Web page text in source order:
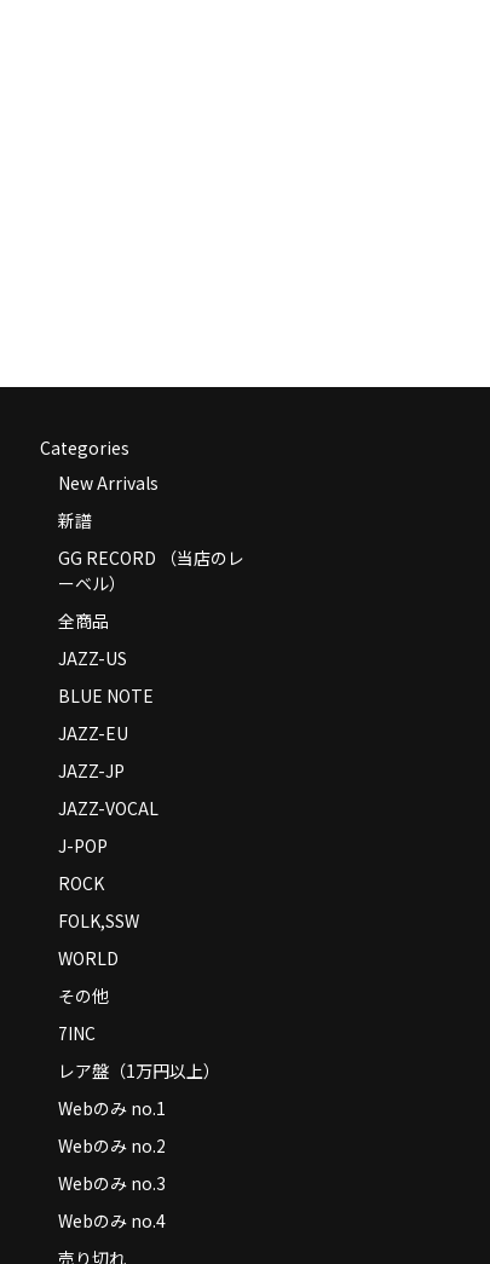
Categories
New Arrivals
新譜
GG RECORD （当店のレ
ーベル）
全商品
JAZZ-US
BLUE NOTE
JAZZ-EU
JAZZ-JP
JAZZ-VOCAL
J-POP
ROCK
FOLK,SSW
WORLD
その他
7INC
レア盤（1万円以上）
Webのみ no.1
Webのみ no.2
Webのみ no.3
Webのみ no.4
売り切れ